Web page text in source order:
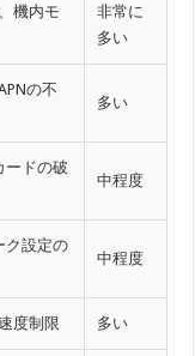
機内モ
非常に
多い
の不
多い
ードの破
中程度
ク設定の
中程度
度制限 多い